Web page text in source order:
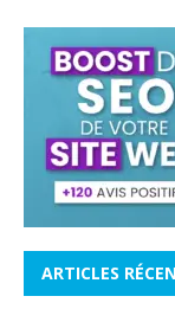
ARTICLES